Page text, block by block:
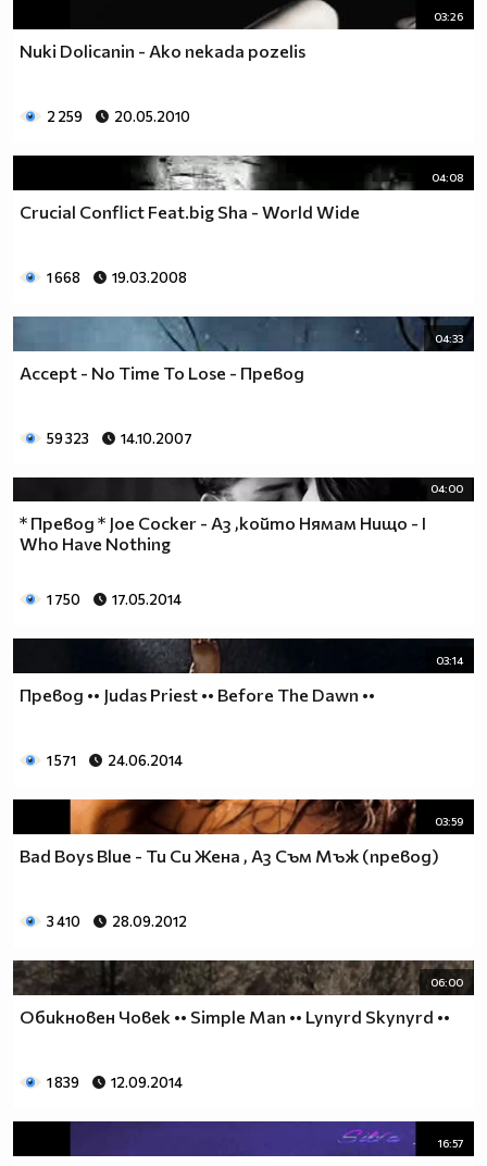
03:26
Nuki Dolicanin - Ako nekada pozelis
2 259 20.05.2010
04:08
Crucial Conflict Feat.big Sha - World Wide
1 668 19.03.2008
04:33
Accept - No Time To Lose - Превод
59 323 14.10.2007
04:00
* Превод * Joe Cocker - Аз ,който Нямам Нищо - I
Who Have Nothing
1 750 17.05.2014
03:14
Превод •• Judas Priest •• Before The Dawn ••
1 571 24.06.2014
03:59
Bad Boys Blue - Ти Си Жена , Аз Съм Мъж (превод)
3 410 28.09.2012
06:00
Обикновен Човек •• Simple Man •• Lynyrd Skynyrd ••
1 839 12.09.2014
16:57